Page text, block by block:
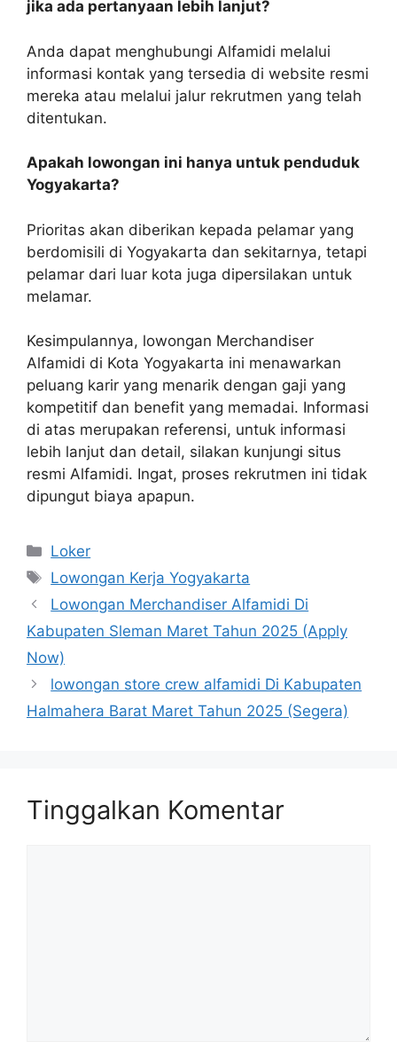
jika ada pertanyaan lebih lanjut?
Anda dapat menghubungi Alfamidi melalui
informasi kontak yang tersedia di website resmi
mereka atau melalui jalur rekrutmen yang telah
ditentukan.
Apakah lowongan ini hanya untuk penduduk
Yogyakarta?
Prioritas akan diberikan kepada pelamar yang
berdomisili di Yogyakarta dan sekitarnya, tetapi
pelamar dari luar kota juga dipersilakan untuk
melamar.
Kesimpulannya, lowongan Merchandiser
Alfamidi di Kota Yogyakarta ini menawarkan
peluang karir yang menarik dengan gaji yang
kompetitif dan benefit yang memadai. Informasi
di atas merupakan referensi, untuk informasi
lebih lanjut dan detail, silakan kunjungi situs
resmi Alfamidi. Ingat, proses rekrutmen ini tidak
dipungut biaya apapun.
Kategori
Loker
Tag
Lowongan Kerja Yogyakarta
Lowongan Merchandiser Alfamidi Di
Kabupaten Sleman Maret Tahun 2025 (Apply
Now)
lowongan store crew alfamidi Di Kabupaten
Halmahera Barat Maret Tahun 2025 (Segera)
Tinggalkan Komentar